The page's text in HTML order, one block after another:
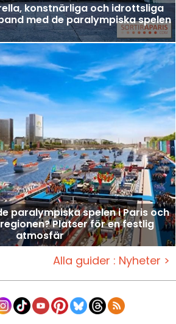
konstnärliga och idrottsliga
med de paralympiska spelen
paralympiska spelen i Paris och
Platser för en festlig
atmosfär
Alla guider : Nyheter >